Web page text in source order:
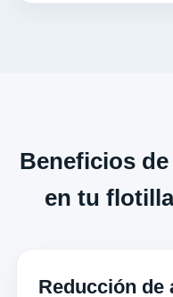
Beneficios
en tu
Reducción de